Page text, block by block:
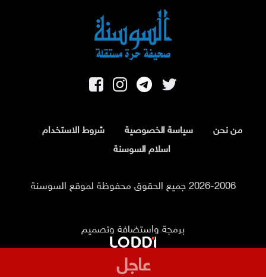
من نحن سياسة الخصوصية
شروط الاستخدام
اسلام السوسنة
2026-2006 جميع الحقوق محفوظة لموقع السوسنة
برمجة واستضافة وتصميم
عاجل
بعد 8 أشهر من التأخير .. فيفا يصرف مستحقات منتخب